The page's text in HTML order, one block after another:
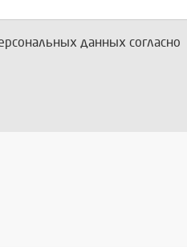
данных согласно